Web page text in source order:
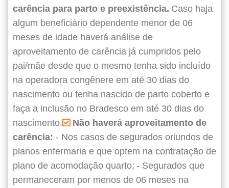
carência para parto e preexistência. Caso haja
algum beneficiário dependente menor de 06
meses de idade haverá análise de
aproveitamento de carência já cumpridos pelo
pai/mãe desde que o mesmo tenha sido incluído
na operadora congênere em até 30 dias do
nascimento ou tenha nascido de parto coberto e
faça a inclusão no Bradesco em até 30 dias do
nascimento.
Não haverá aproveitamento de
carência: - Nos casos de segurados oriundos de
planos enfermaria e que optem na contratação de
plano de acomodação quarto; - Segurados que
permaneceram por menos de 06 meses na